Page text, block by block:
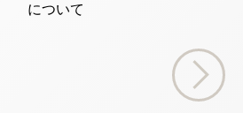
について